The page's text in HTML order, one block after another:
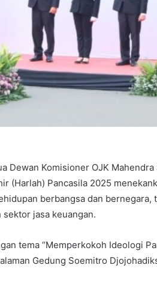
Dewan Komisioner OJK
(Harlah) Pancasila 2025
berbangsa dan bernegara,
jasa keuangan.
tema “Memperkokoh Ideologi
Gedung Soemitro